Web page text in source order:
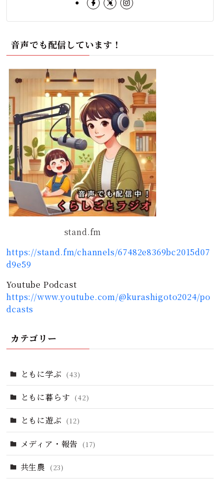
音声でも配信しています！
stand.fm
https://stand.fm/channels/67482e8369bc2015d07
d9e59
Youtube Podcast
https://www.youtube.com/@kurashigoto2024/po
dcasts
カテゴリー
ともに学ぶ (43)
ともに暮らす (42)
ともに遊ぶ (12)
メディア・報告 (17)
共生農 (23)